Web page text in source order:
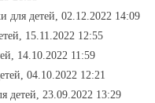
для детей, 02.12.2022 14:09
15.11.2022 12:55
14.10.2022 11:59
04.10.2022 12:21
детей, 23.09.2022 13:29